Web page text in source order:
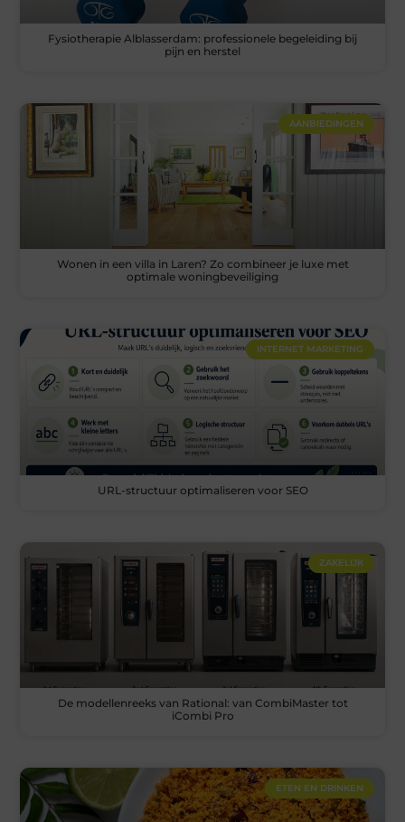
Fysiotherapie Alblasserdam: professionele begeleiding bij
pijn en herstel
AANBIEDINGEN
Wonen in een villa in Laren? Zo combineer je luxe met
optimale woningbeveiliging
INTERNET MARKETING
URL-structuur optimaliseren voor SEO
ZAKELIJK
De modellenreeks van Rational: van CombiMaster tot
iCombi Pro
ETEN EN DRINKEN